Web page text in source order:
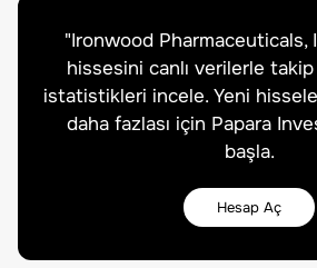
"Ironwood Pharmaceuticals,
hissesini canlı verilerle takip
istatistikleri incele. Yeni
daha fazlası için Papara
başla.
Hesap Aç